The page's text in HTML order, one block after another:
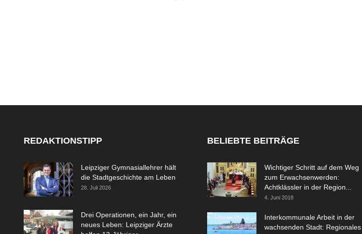
REDAKTIONSTIPP
Leipziger Gymnasiallehrer hält
die Stadtgeschichte am Leben
28. Juli 2026
Drei Operationen, ein Jahr, ein
neues Leben: Leipziger Ärzte
BELIEBTE BEITRÄGE
Wichtiger Schritt auf dem Weg
zum Erwachsenwerden:
Achtklässler in der Region...
4. Juni 2018
Interkommunale Arbeit in der
wachsenden Stadt: Regionales